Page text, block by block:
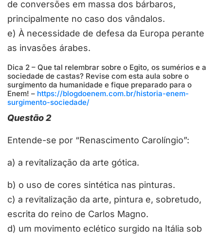
de conversões em massa dos bárbaros,
principalmente no caso dos vândalos.
e) À necessidade de defesa da Europa perante
as invasões árabes.
Dica 2 – Que tal relembrar sobre o Egito, os sumérios e a
sociedade de castas? Revise com esta aula sobre o
surgimento da humanidade e fique preparado para o
Enem! – https://blogdoenem.com.br/historia-enem-
surgimento-sociedade/
Questão 2
Entende-se por “Renascimento Carolíngio”:
a) a revitalização da arte gótica.
b) o uso de cores sintética nas pinturas.
c) a revitalização da arte, pintura e, sobretudo,
escrita do reino de Carlos Magno.
d) um movimento eclético surgido na Itália sob